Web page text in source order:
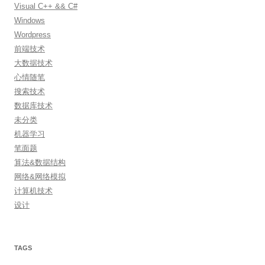
Visual C++ && C#
Windows
Wordpress
前端技术
大数据技术
心情随笔
搜索技术
数据库技术
未分类
机器学习
笔面题
算法&数据结构
网络&网络模拟
计算机技术
设计
TAGS